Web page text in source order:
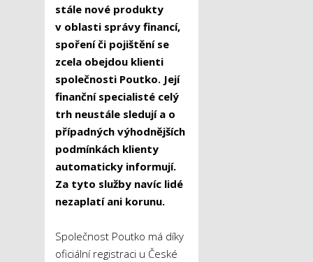
stále nové produkty
v oblasti správy financí,
spoření či pojištění se
zcela obejdou klienti
společnosti Poutko. Její
finanční specialisté celý
trh neustále sledují a o
případných výhodnějších
podmínkách klienty
automaticky informují.
Za tyto služby navíc lidé
nezaplatí ani korunu.
Společnost Poutko má díky
oficiální registraci u České